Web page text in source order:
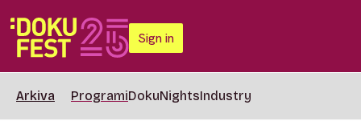
Sign in
Arkiva ProgramiDokuNightsIndustry